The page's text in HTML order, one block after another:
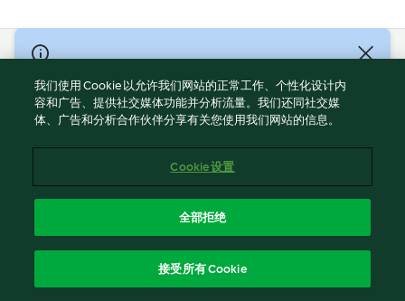
© Copyright 2021-2023 福维克信息科技(上海)有限公司 版权所有
2026
使用规定
Cookies
ICP许可证号：沪通信管自贸[2026]3号
我们使用 Cookie 以允许我们网站的正常工作、个性化设计内
容和广告、提供社交媒体功能并分析流量。我们还同社交媒
体、广告和分析合作伙伴分享有关您使用我们网站的信息。
Cookie 设置
全部拒绝
接受所有 Cookie